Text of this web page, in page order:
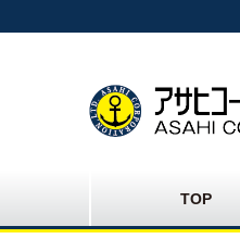
TOP